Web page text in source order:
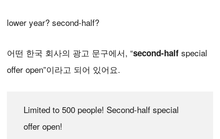
lower year? second-half?
어떤 한국 회사의 광고 문구에서, “second-half special
offer open”이라고 되어 있어요.
Limited to 500 people! Second-half special
offer open!